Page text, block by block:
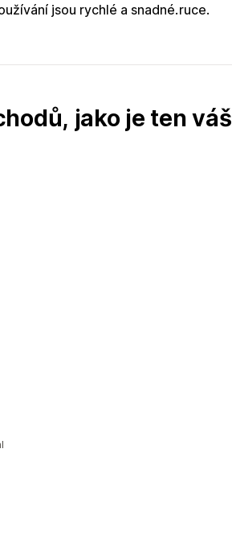
jsou rychlé a snadné.ruce.
jako je ten váš